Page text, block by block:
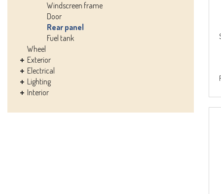
Windscreen frame
Door
Rear panel
Fuel tank
Wheel
Exterior
Electrical
Lighting
Interior